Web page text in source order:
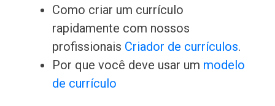
Como criar um currículo
rapidamente com nossos
profissionais Criador de currículos.
Por que você deve usar um modelo
de currículo